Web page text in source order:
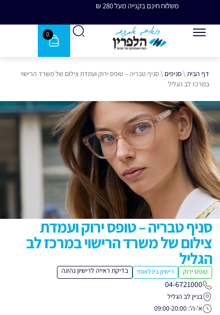
משלוח חינם בקנייה מעל 280 ₪
0
דף הבית \סניפים \סניף טבריה – טופס ירוק ועמדת צילום של משרד הרישוי
במרכז לב הגליל
סניף טבריה – טופס ירוק ועמדת
צילום של משרד הרישוי במרכז לב
הגליל
טופס ירוק רישיון בינלאומי בדיקת ראייה לרישיון נהיגה
04-6721000
בניין לב הגליל
א'-ה': 09:00-20:00